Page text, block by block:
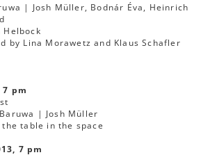
| Josh Müller, Bodnár Éva, Heinrich
by Lina Morawetz and Klaus Schafler
7 pm
| Josh Müller
table in the space
7 pm